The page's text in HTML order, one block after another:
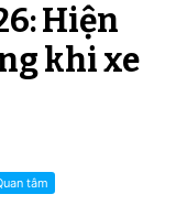
Hiện
khi xe